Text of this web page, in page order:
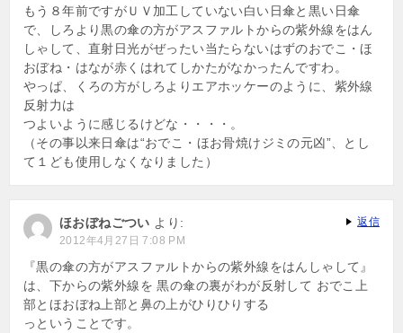
もう８年前ですがＵＶ加工していない白い日傘と黒い日傘
で、しろより黒の傘の方がアスファルトからの紫外線をはん
しゃして、直射日光がぜったい当たらないはずのおでこ・ほ
おぼね・はなが赤くはれてしかたがなかったんですわ。
やっぱ、くろの方がしろよりエアホッケーのように、紫外線
反射力は
つよいように感じるけどな・・・・。
（その事以来日傘は“おでこ・ほお骨焼けジミの元凶”、とし
て１ども使用しなくなりました）
ほおぼねごつい より:
2012年4月27日 7:08 PM
『黒の傘の方がアスファルトからの紫外線をはんしゃして』
は、下からの紫外線を 黒の傘の裏がわが反射して おでこ上
部とほおぼね上部と鼻の上がひりひりする
っということです。
返信